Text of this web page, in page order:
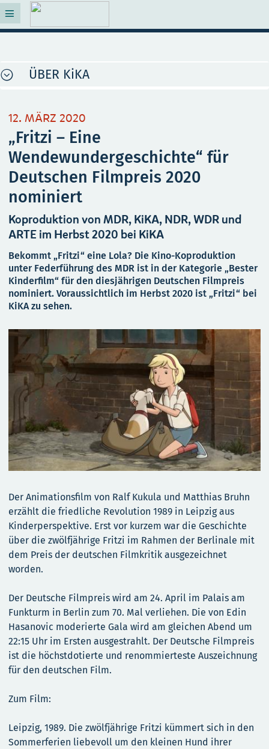
ÜBER KiKA
12. MÄRZ 2020
„Fritzi – Eine
Wendewundergeschichte“ für
Deutschen Filmpreis 2020
nominiert
Koproduktion von MDR, KiKA, NDR, WDR und
ARTE im Herbst 2020 bei KiKA
Bekommt „Fritzi“ eine Lola? Die Kino-Koproduktion
unter Federführung des MDR ist in der Kategorie „Bester
Kinderfilm“ für den diesjährigen Deutschen Filmpreis
nominiert. Voraussichtlich im Herbst 2020 ist „Fritzi“ bei
KiKA zu sehen.
Der Animationsfilm von Ralf Kukula und Matthias Bruhn
erzählt die friedliche Revolution 1989 in Leipzig aus
Kinderperspektive. Erst vor kurzem war die Geschichte
über die zwölfjährige Fritzi im Rahmen der Berlinale mit
dem Preis der deutschen Filmkritik ausgezeichnet
worden.
Der Deutsche Filmpreis wird am 24. April im Palais am
Funkturm in Berlin zum 70. Mal verliehen. Die von Edin
Hasanovic moderierte Gala wird am gleichen Abend um
22:15 Uhr im Ersten ausgestrahlt. Der Deutsche Filmpreis
ist die höchstdotierte und renommierteste Auszeichnung
für den deutschen Film.
Zum Film:
Leipzig, 1989. Die zwölfjährige Fritzi kümmert sich in den
Sommerferien liebevoll um den kleinen Hund ihrer